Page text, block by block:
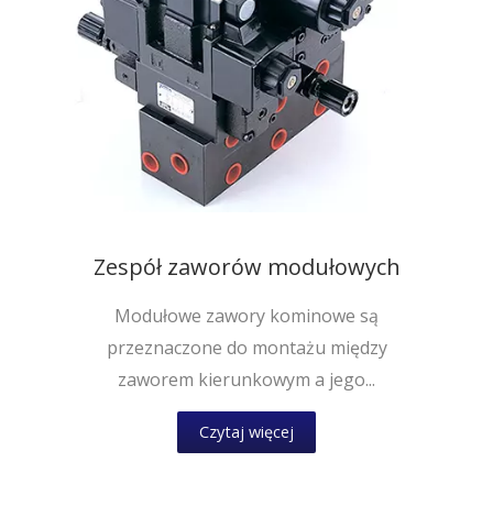
Zespół zaworów modułowych
Modułowe zawory kominowe są
przeznaczone do montażu między
zaworem kierunkowym a jego...
Czytaj więcej